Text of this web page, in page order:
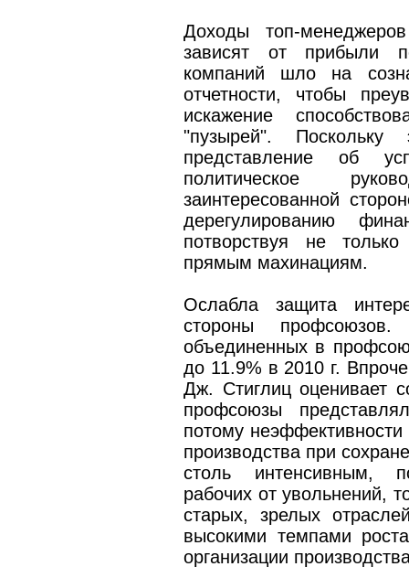
Доходы топ-
зависят от прибыли
компаний шло на
отчетности, чтобы
искажение
"пузырей". Поскольку
представление об
политическое
заинтересованной
дерегулированию
потворствуя не
прямым махинациям.
Ослабла защита
стороны
объединенных в
до 11.9% в 2010 г.
Дж. Стиглиц оценивает
профсоюзы
потому
производства при
столь интенсивным,
рабочих от увольнений,
старых, зрелых
высокими темпами
организации